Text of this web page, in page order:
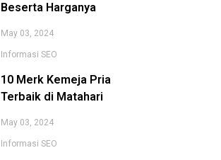
Beserta Harganya
May 03, 2024
Informasi SEO
10 Merk Kemeja Pria
Terbaik di Matahari
May 03, 2024
Informasi SEO